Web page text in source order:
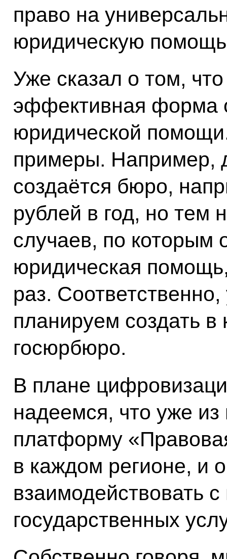
право на
юридическую
Уже сказал о том,
эффективная форма
юридической
примеры. Например,
создаётся бюро,
рублей в год, но тем
случаев, по которым
юридическая
раз.
планируем создать
госюрбюро.
В плане
надеемся, что уже
платформу
в каждом регионе, и
взаимодействовать
государственных